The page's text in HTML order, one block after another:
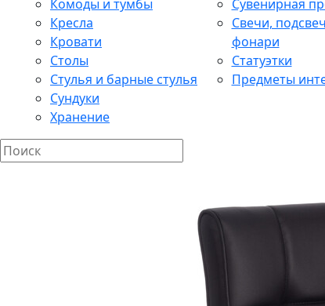
Комоды и тумбы
Кресла
Кровати
Столы
Стулья и барные стулья
Сундуки
Хранение
Сувенирная
Свечи,
фонари
Статуэтки
Предметы